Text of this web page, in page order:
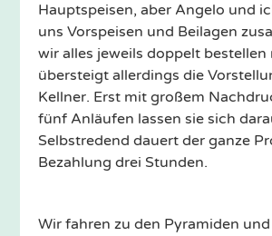
Hauptspeisen, aber Angelo und
uns Vorspeisen und Beilagen
wir alles jeweils doppelt bestellen
übersteigt allerdings die
Kellner. Erst mit großem
fünf Anläufen lassen sie sich
Selbstredend dauert der ganze
Bezahlung drei Stunden.
Wir fahren zu den Pyramiden